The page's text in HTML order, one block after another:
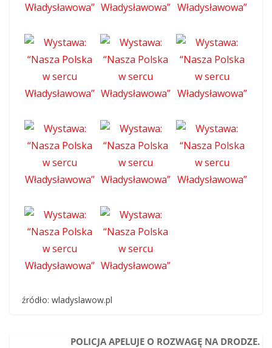
źródło: wladyslawow.pl
POLICJA APELUJE O ROZWAGĘ NA DRODZE.